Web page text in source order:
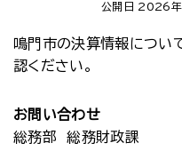
公開日 2026
鳴門市の決算情報につい
認ください。
お問い合わせ
総務部 総務財政課